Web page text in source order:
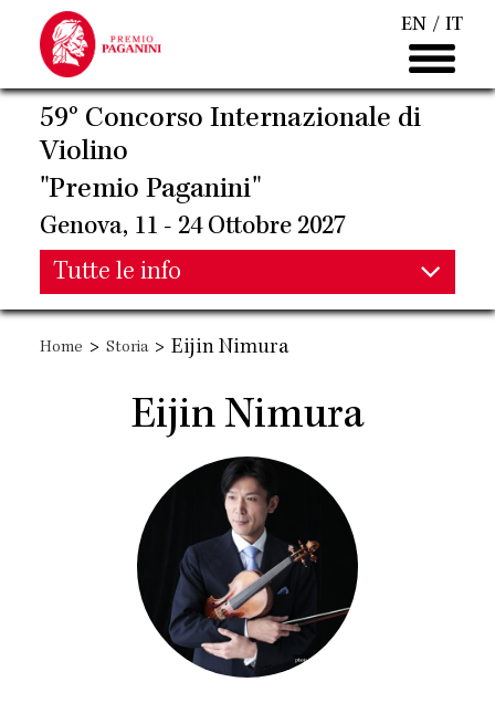
contenuto
principale
EN IT
59° Concorso Internazionale di
Violino
"Premio Paganini"
Genova, 11 - 24 Ottobre 2027
Main
navigation
Tutte le info
Main
navigation
Home > Storia > Eijin Nimura
Eijin Nimura